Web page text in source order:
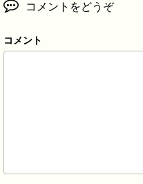
コメントをどうぞ
コメント